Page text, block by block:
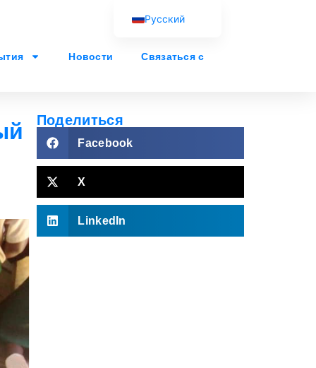
Новости Связаться с
Поделиться
Facebook
X
LinkedIn
Русский